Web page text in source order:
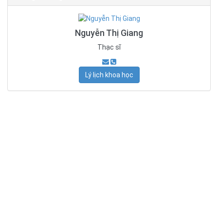
Nguyễn Thị Giang
Thạc sĩ
Lý lịch khoa học